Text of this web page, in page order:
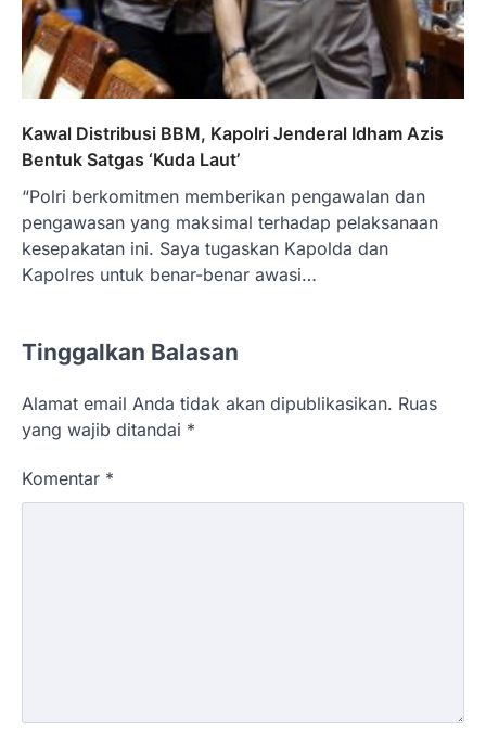
Kawal Distribusi BBM, Kapolri Jenderal Idham Azis
Bentuk Satgas ‘Kuda Laut’
“Polri berkomitmen memberikan pengawalan dan
pengawasan yang maksimal terhadap pelaksanaan
kesepakatan ini. Saya tugaskan Kapolda dan
Kapolres untuk benar-benar awasi…
Tinggalkan Balasan
Alamat email Anda tidak akan dipublikasikan. Ruas
yang wajib ditandai *
Komentar *